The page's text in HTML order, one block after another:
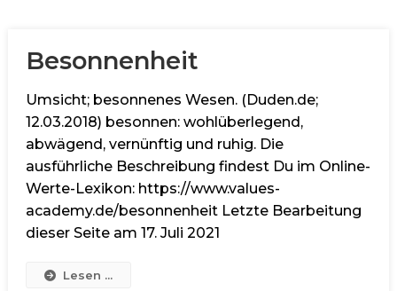
Besonnenheit
Umsicht; besonnenes Wesen. (Duden.de;
12.03.2018) besonnen: wohlüberlegend,
abwägend, vernünftig und ruhig. Die
ausführliche Beschreibung findest Du im Online-
Werte-Lexikon: https://www.values-
academy.de/besonnenheit Letzte Bearbeitung
dieser Seite am 17. Juli 2021
Lesen ...